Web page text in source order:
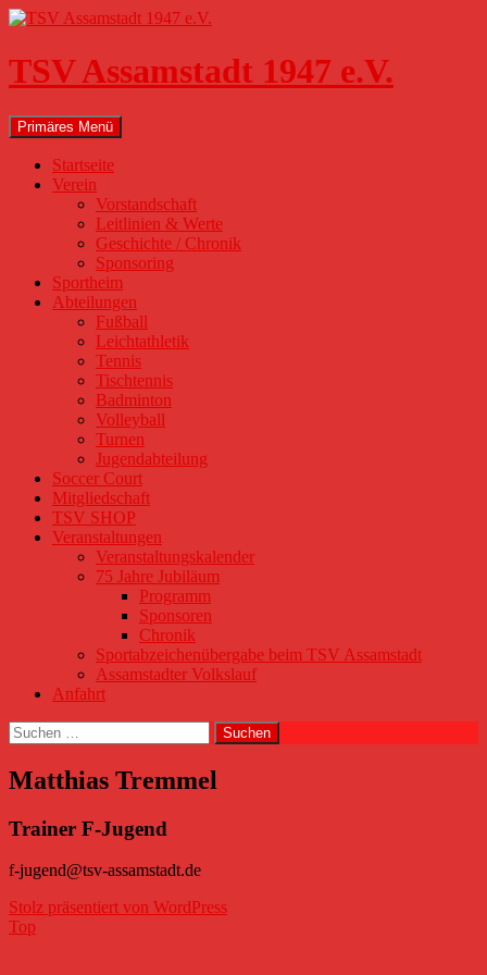
Zum
springen
TSV Assamstadt 1947 e.V.
Suchen
Primäres Menü
Startseite
Verein
Vorstandschaft
Leitlinien & Werte
Geschichte / Chronik
Sponsoring
Sportheim
Abteilungen
Fußball
Leichtathletik
Tennis
Tischtennis
Badminton
Volleyball
Turnen
Jugendabteilung
Soccer Court
Mitgliedschaft
TSV SHOP
Veranstaltungen
Veranstaltungskalender
75 Jahre Jubiläum
Programm
Sponsoren
Chronik
Sportabzeichenübergabe beim TSV Assamstadt
Assamstadter Volkslauf
Anfahrt
Suchen
nach:
Matthias Tremmel
Trainer F-Jugend
f-jugend@tsv-assamstadt.de
Stolz präsentiert von WordPress
Top